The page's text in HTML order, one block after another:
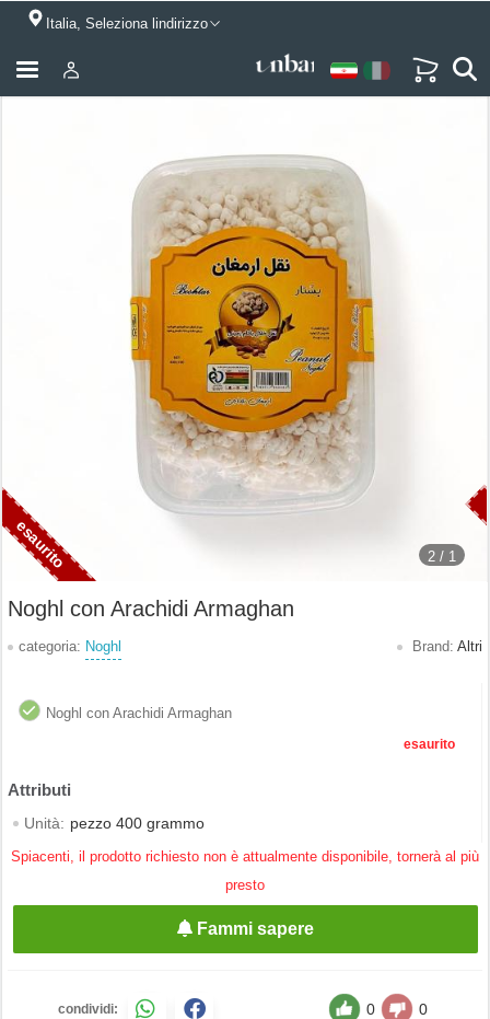
Italia, Seleziona lindirizzo
2 / 1
Noghl con Arachidi Armaghan
categoria: Noghl Brand: Altri
Noghl con Arachidi Armaghan
esaurito
Unità: pezzo 400 grammo
Spiacenti, il prodotto richiesto non è attualmente disponibile, tornerà al più
presto
Fammi sapere
condividi: 0 0